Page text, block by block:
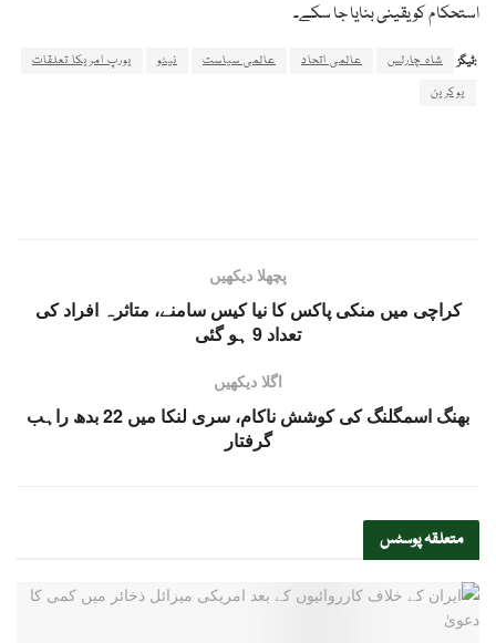
استحکام کو یقینی بنایا جا سکے۔
ٹیگز: شاہ چارلس عالمی اتحاد عالمی سیاست نیٹو
یورپ امریکا تعلقات
یوکرین
پچھلا دیکھیں
کراچی میں منکی پاکس کا نیا کیس سامنے، متاثرہ افراد کی
تعداد 9 ہو گئی
اگلا دیکھیں
بھنگ اسمگلنگ کی کوشش ناکام، سری لنکا میں 22 بدھ راہب
گرفتار
متعلقہپوسٹس